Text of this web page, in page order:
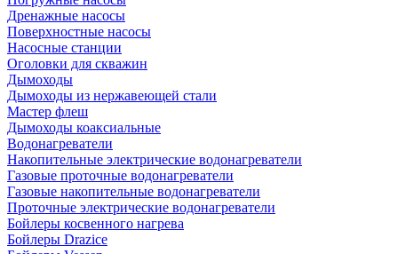
Дренажные насосы
Поверхностные насосы
Насосные станции
Оголовки для скважин
Дымоходы
Дымоходы из нержавеющей стали
Мастер флеш
Дымоходы коаксиальные
Водонагреватели
Накопительные электрические водонагреватели
Газовые проточные водонагреватели
Газовые накопительные водонагреватели
Проточные электрические водонагреватели
Бойлеры косвенного нагрева
Бойлеры Drazice